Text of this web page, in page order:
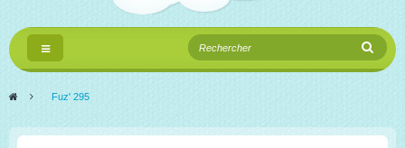
Navigation
bascule
> Fuz' 295